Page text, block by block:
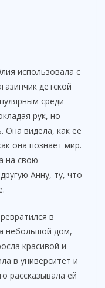
использовала с
детской
среди
рук, но
Она видела, как ее
она познает мир.
на свою
Анну, ту, что
в
небольшой дом,
красивой и
в университет и
рассказывала ей